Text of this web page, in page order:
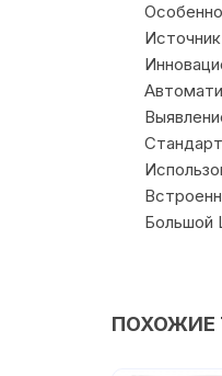
Большой
ПОХОЖИЕ